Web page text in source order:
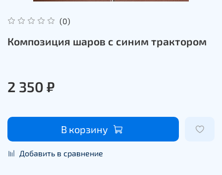
(0)
Композиция шаров с синим трактором
2 350 ₽
В корзину
Добавить в сравнение